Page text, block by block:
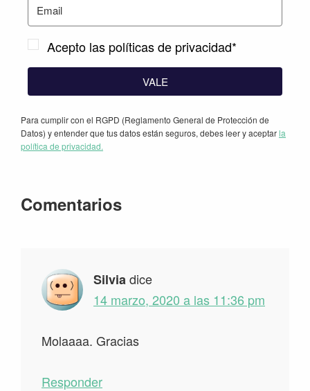
Acepto las políticas de privacidad*
VALE
Para cumplir con el RGPD (Reglamento General de Protección de
Datos) y entender que tus datos están seguros, debes leer y aceptarla
política de privacidad.
Interacciones
lectores
Comentarios
Silviadice
14 marzo, 2020 a las 11:36 pm
Molaaaa. Gracias
Responder